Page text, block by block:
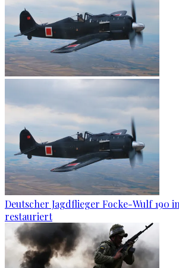
Deutscher Jagdflieger Focke-Wulf 190
restauriert